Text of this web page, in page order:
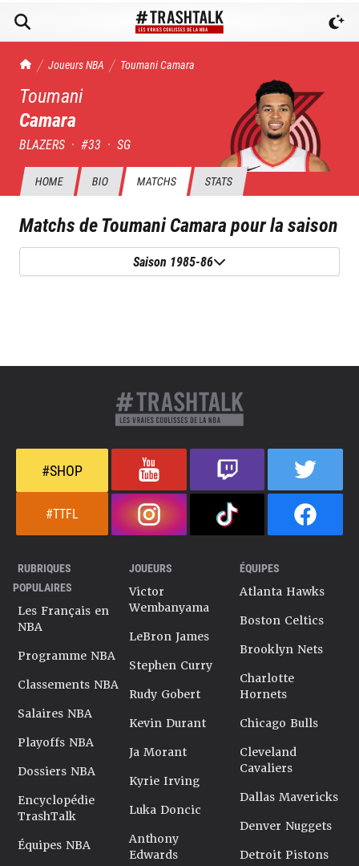
TrashTalk Actu NBA
Joueurs NBA ToumaniCamara
Toumani
Camara
BLAZERS · #33 · SG
HOME BIO MATCHS STATS
Matchs deToumani Camarapour la saison
Saison 1985-86
#SHOP
#TTFL
RUBRIQUES
POPULAIRES
Les Français en
NBA
Programme NBA
Classements NBA
Salaires NBA
Playoffs NBA
Dossiers NBA
Encyclopédie
TrashTalk
Équipes NBA
JOUEURS
Victor
Wembanyama
LeBron James
Stephen Curry
Rudy Gobert
Kevin Durant
Ja Morant
Kyrie Irving
Luka Doncic
Anthony
Edwards
ÉQUIPES
Atlanta Hawks
Boston Celtics
Brooklyn Nets
Charlotte
Hornets
Chicago Bulls
Cleveland
Cavaliers
Dallas Mavericks
Denver Nuggets
Detroit Pistons